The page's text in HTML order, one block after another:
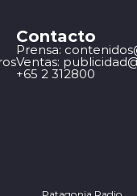
Contacto
Prensa:
Ventas:
+65 2 312800